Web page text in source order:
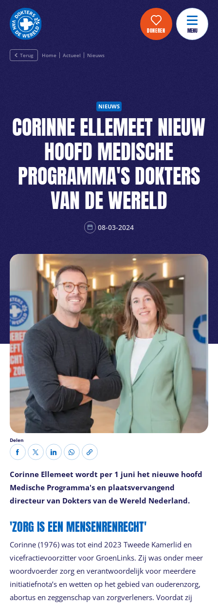
DONEREN MENU
Terug Home Actueel Nieuws
NIEUWS
CORINNE ELLEMEET NIEUW
HOOFD MEDISCHE
PROGRAMMA'S DOKTERS
VAN DE WERELD
08-03-2024
Delen
Corinne Ellemeet wordt per 1 juni het nieuwe hoofd
Medische Programma's en plaatsvervangend
directeur van Dokters van de Wereld Nederland.
'ZORG IS EEN MENSENRENRECHT'
Corinne (1976) was tot eind 2023 Tweede Kamerlid en
vicefractievoorzitter voor GroenLinks. Zij was onder meer
woordvoerder zorg en verantwoordelijk voor meerdere
initiatiefnota’s en wetten op het gebied van ouderenzorg,
abortus en zeggenschap van zorgverleners. Voordat zij